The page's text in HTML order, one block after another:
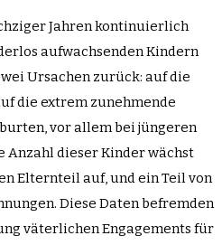
Jahren kontinuierlich
aufwachsenden Kindern
Ursachen zurück: auf die
die extrem zunehmende
vor allem bei jüngeren
dieser Kinder wächst
Elternteil auf, und ein Teil von
Diese Daten befremden
väterlichen Engagements für